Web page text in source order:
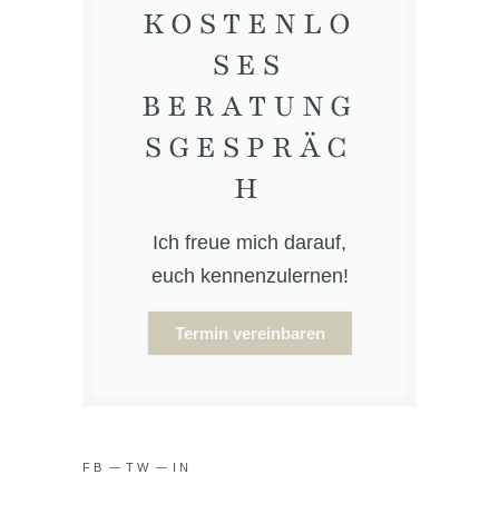
KOSTENLO
SES
BERATUNG
SGESPRÄC
H
Ich freue mich darauf,
euch kennenzulernen!
Termin vereinbaren
FB TW IN